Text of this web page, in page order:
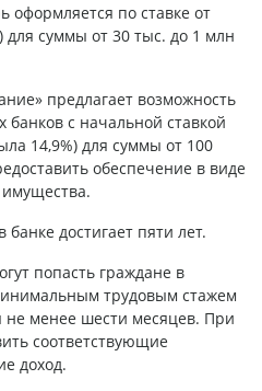
оформляется по ставке от
для суммы от 30 тыс. до 1 млн
предлагает возможность
банков с начальной ставкой
14,9%) для суммы от 100
обеспечение в виде
имущества.
достигает пяти лет.
попасть граждане в
трудовым стажем
не менее шести месяцев. При
соответствующие
доход.